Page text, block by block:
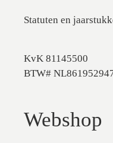
Statuten en
KvK 81145500
BTW#
Webshop